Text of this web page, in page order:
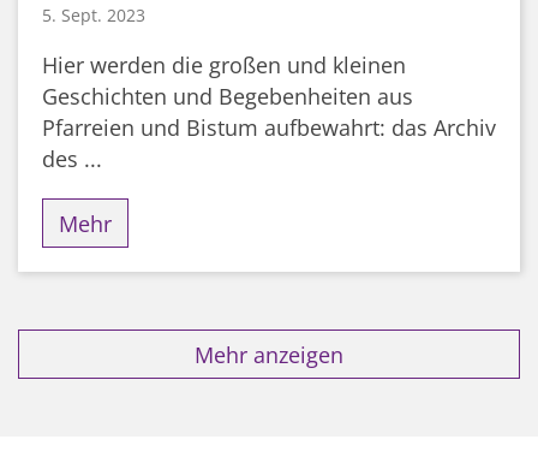
5. Sept. 2023
Hier werden die großen und kleinen
Geschichten und Begebenheiten aus
Pfarreien und Bistum aufbewahrt: das Archiv
des ...
Mehr
Mehr anzeigen